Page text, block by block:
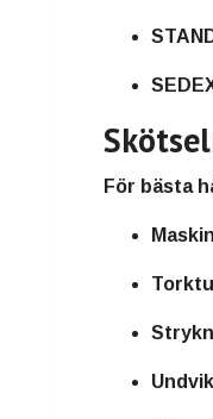
För bästa